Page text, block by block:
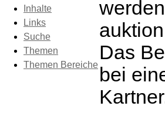
Inhalte
Links
Suche
Themen
Themen Bereiche
Das
bei